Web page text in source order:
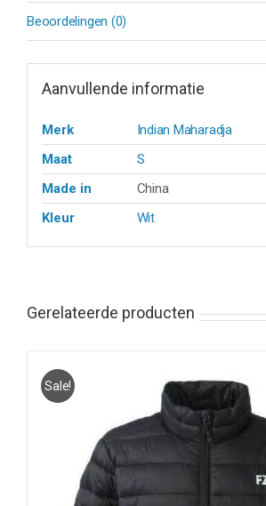
Beoordelingen (0)
Aanvullende informatie
Merk
Indian Maharadja
Maat
S
Made in
China
Kleur
Wit
Gerelateerde producten
Sale!